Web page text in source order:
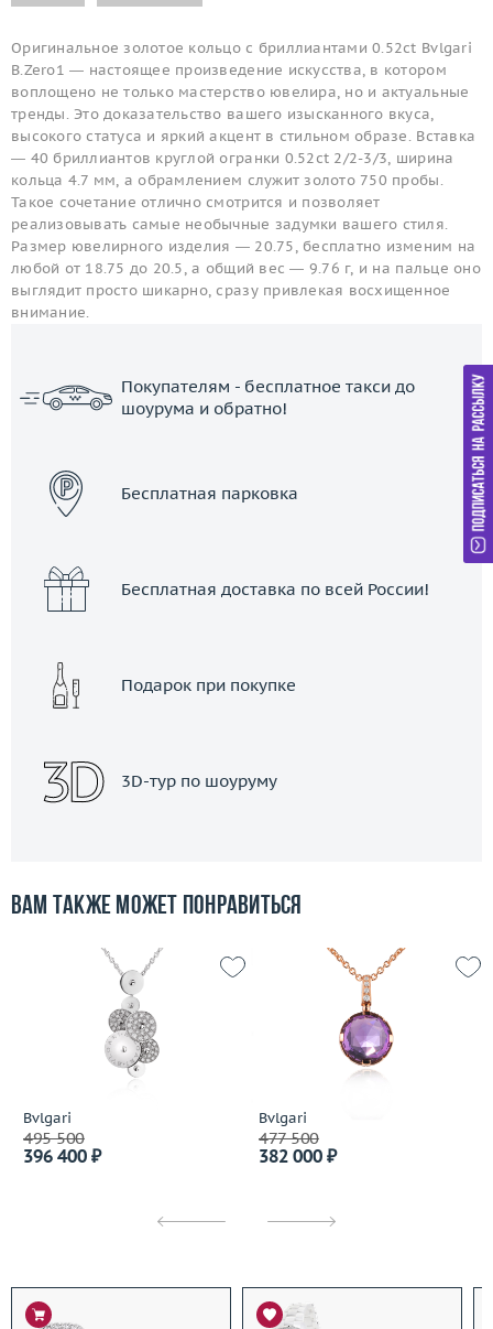
Оригинальное золотое кольцо с бриллиантами 0.52ct Bvlgari
B.Zero1 — настоящее произведение искусства, в котором
воплощено не только мастерство ювелира, но и актуальные
тренды. Это доказательство вашего изысканного вкуса,
высокого статуса и яркий акцент в стильном образе. Вставка
— 40 бриллиантов круглой огранки 0.52ct 2/2-3/3, ширина
кольца 4.7 мм, а обрамлением служит золото 750 пробы.
Такое сочетание отлично смотрится и позволяет
реализовывать самые необычные задумки вашего стиля.
Размер ювелирного изделия — 20.75, бесплатно изменим на
любой от 18.75 до 20.5, а общий вес — 9.76 г, и на пальце оно
выглядит просто шикарно, сразу привлекая восхищенное
внимание.
Покупателям - бесплатное такси до
шоурума и обратно!
Бесплатная парковка
Бесплатная доставка по всей России!
Подарок при покупке
3D-тур по шоуруму
Вам также может понравиться
Bvlgari
495 500
396 400 ₽
Bvlgari
477 500
382 000 ₽